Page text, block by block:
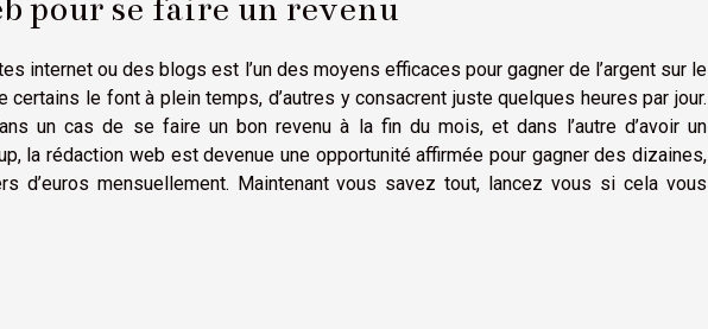
pour se faire un revenu
internet ou des blogs est l’un des moyens efficaces pour gagner de l’argent sur le
certains le font à plein temps, d’autres y consacrent juste quelques heures par jour.
un cas de se faire un bon revenu à la fin du mois, et dans l’autre d’avoir un
la rédaction web est devenue une opportunité affirmée pour gagner des dizaines,
d’euros mensuellement. Maintenant vous savez tout, lancez vous si cela vous